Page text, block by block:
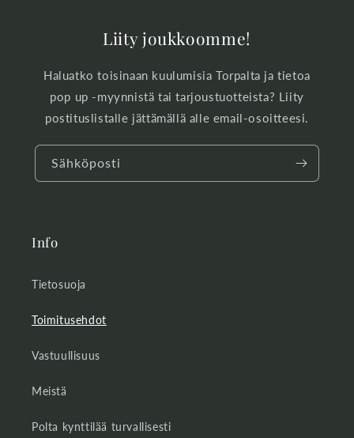
Liity joukkoomme!
Haluatko toisinaan kuulumisia Torpalta ja tietoa
pop up -myynnistä tai tarjoustuotteista? Liity
postituslistalle jättämällä alle email-osoitteesi.
Sähköposti
Info
Tietosuoja
Toimitusehdot
Vastuullisuus
Meistä
Polta kynttilää turvallisesti